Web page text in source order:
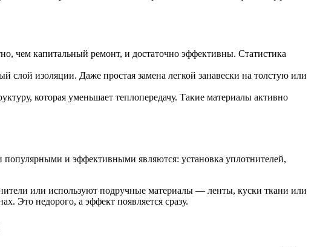
чем капитальный ремонт, и достаточно эффективны. Статистика
слой изоляции. Даже простая замена легкой занавески на толстую или
которая уменьшает теплопередачу. Такие материалы активно
и эффективными являются: установка уплотнителей,
или используют подручные материалы — ленты, куски ткани или
Это недорого, а эффект появляется сразу.